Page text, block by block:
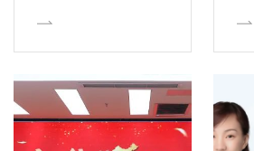
院顺利召开
成